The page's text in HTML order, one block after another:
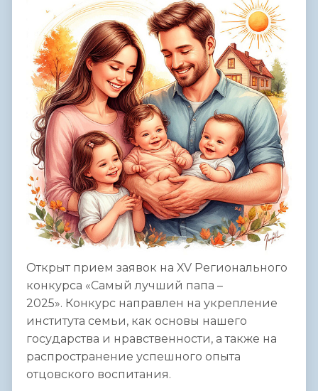
Открыт прием заявок на XV Регионального
конкурса «Самый лучший папа –
2025». Конкурс направлен на укрепление
института семьи, как основы нашего
государства и нравственности, а также на
распространение успешного опыта
отцовского воспитания.